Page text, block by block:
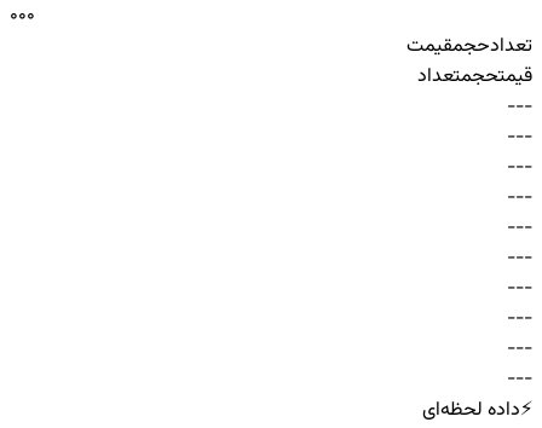
000
تعدادحجمقیمت
قیمتحجمتعداد
-
-
-
-
-
-
-
-
-
-
-
-
-
-
-
-
-
-
-
-
-
-
-
-
-
-
-
-
-
-
⚡داده لحظه‌ای